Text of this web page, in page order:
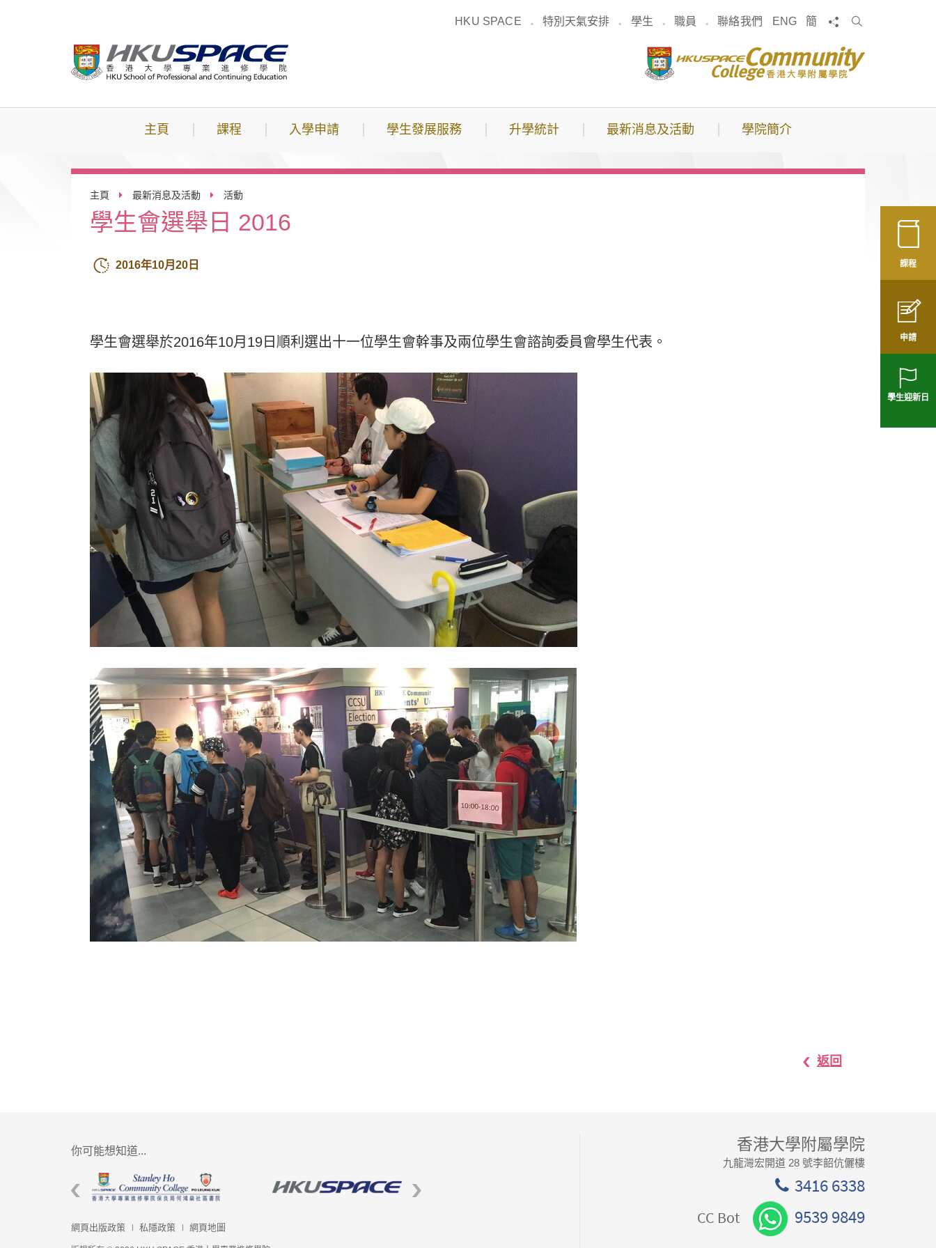
HKU SPACE 特別天氣安排 學生 職員 聯絡我們 ENG 簡 分享
搜
主頁 課程 入學申請 學生發展服務 升學統計 最新消息及活動 學院簡介
課程
申請
學生迎新日
主頁 最新消息及活動 活動
學生會選舉日 2016
2016年10月20日
學生會選舉於2016年10月19日順利選出十一位學生會幹事及兩位學生會諮詢委員會學生代表。
返回
你可能想知道...
網頁出版政策 私隱政策 網頁地圖
香港大學附屬學院
九龍灣宏開道 28 號李韶伉儷樓
3416 6338
CC Bot 9539 9849